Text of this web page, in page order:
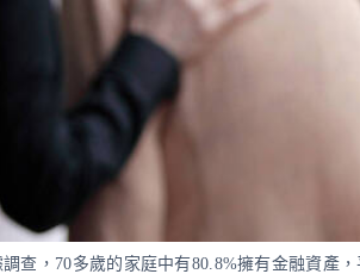
查，70多歲的家庭中有80.8%擁有金融資產